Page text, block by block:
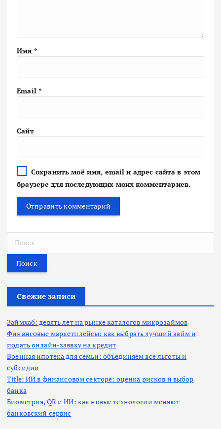
Имя *
Email *
Сайт
Сохранить моё имя, email и адрес сайта в этом
браузере для последующих моих комментариев.
т
Свежие записи
Займхаб: девять лет на рынке каталогов микрозаймов
Финансовые маркетплейсы: как выбрать лучший займ и
подать онлайн-заявку на кредит
Военная ипотека для семьи: объединяем все льготы и
субсидии
Title: ИИ в финансовом секторе: оценка рисков и выбор
банка
Биометрия, QR и ИИ: как новые технологии меняют
банковский сервис